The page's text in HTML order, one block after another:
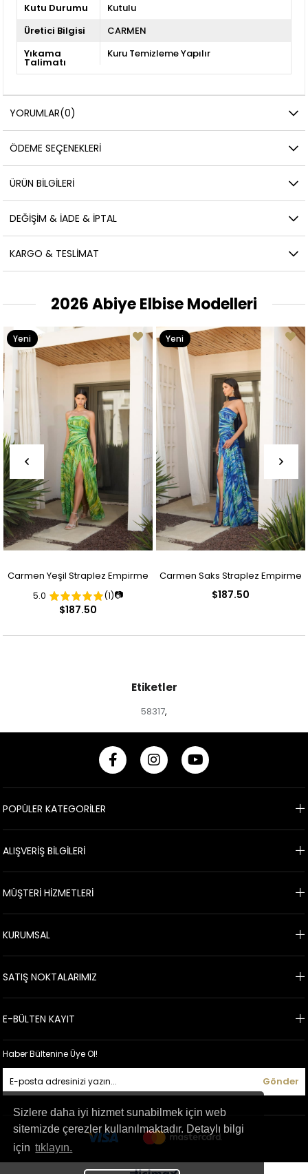
Sizlere daha iyi hizmet sunabilmek için web
sitemizde çerezler kullanılmaktadır. Detaylı bilgi
için tıklayın.
Kutu Durumu
Kutulu
Üretici Bilgisi
CARMEN
Yıkama
Talimatı
Kuru Temizleme Yapılır
YORUMLAR(0)
ÖDEME SEÇENEKLERI
ÜRÜN BILGILERI
DEĞIŞIM & İADE & İPTAL
KARGO & TESLIMAT
2026 Abiye Elbise Modelleri
Carmen Yeşil Straplez Empirme
Desenli Abiye Elbise
5.0 (1)📷
$187.50
Yeni
Ürün
Carmen Saks Straplez Empirme
$187.50
Yeni
Ürün
Etiketler
58317,
POPÜLER KATEGORİLER
ALIŞVERİŞ BİLGİLERİ
MÜŞTERİ HİZMETLERİ
KURUMSAL
SATIŞ NOKTALARIMIZ
E-BÜLTEN KAYIT
Haber Bültenine Üye Ol!
Gönder